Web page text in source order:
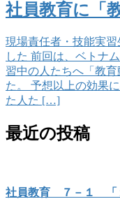
社員教育に「
現場責任者・技能実
した 前回は、ベトナ
習中の人たちへ「教
た。 予想以上の効果
た人た […]
最近の投稿
社員教育 ７－１ 「